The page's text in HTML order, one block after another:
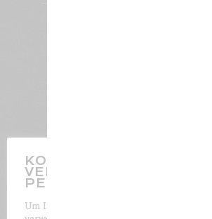
KONTROLLIEREN SIE
VERWENDUNG IHRER
PERSÖNLICHEN DATEN
Um Ihnen das bestmögliche Surferlebnis zu